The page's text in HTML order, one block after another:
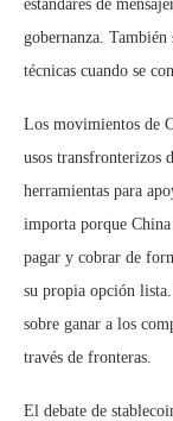
estándares de
gobernanza.
técnicas cuando se
Los movimientos de
usos transfronterizos
herramientas para
importa porque
pagar y cobrar de
su propia opción
sobre ganar a los
través de fronteras.
El debate de